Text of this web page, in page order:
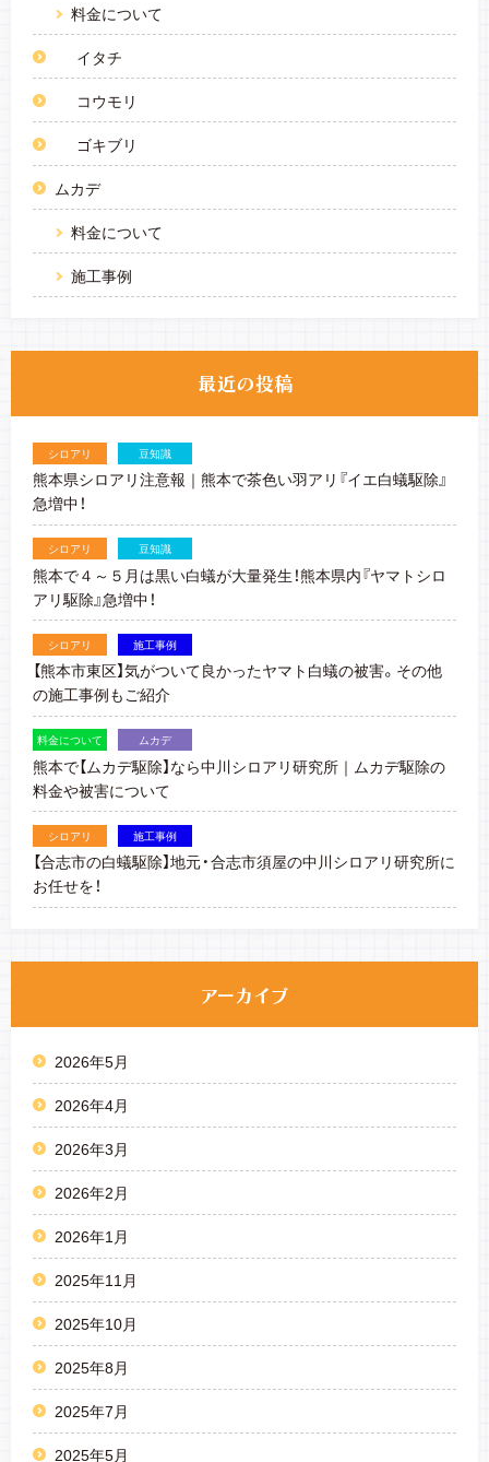
料金について
イタチ
コウモリ
ゴキブリ
ムカデ
料金について
施工事例
シロアリ 豆知識
熊本県シロアリ注意報｜熊本で茶色い羽アリ『イエ白蟻駆除』
急増中！
シロアリ 豆知識
熊本で４～５月は黒い白蟻が大量発生！熊本県内『ヤマトシロ
アリ駆除』急増中！
シロアリ 施工事例
【熊本市東区】気がついて良かったヤマト白蟻の被害。その他
の施工事例もご紹介
料金について ムカデ
熊本で【ムカデ駆除】なら中川シロアリ研究所｜ムカデ駆除の
料金や被害について
シロアリ 施工事例
【合志市の白蟻駆除】地元・合志市須屋の中川シロアリ研究所に
お任せを！
2026年5月
2026年4月
2026年3月
2026年2月
2026年1月
2025年11月
2025年10月
2025年8月
2025年7月
2025年5月